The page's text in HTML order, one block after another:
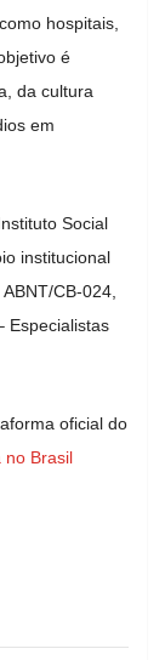
hospitais,
é
da cultura
em
Social
institucional
CB-024,
Especialistas
oficial do
no Brasil